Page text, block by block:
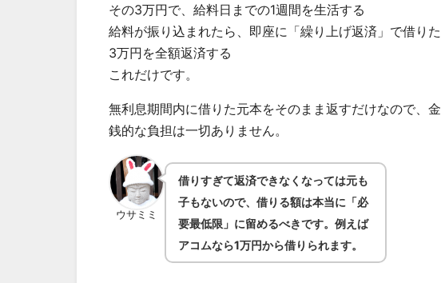
その3万円で、給料日までの1週間を生活する
給料が振り込まれたら、即座に「繰り上げ返済」で借りた
3万円を全額返済する
これだけです。
無利息期間内に借りた元本をそのまま返すだけなので、金
銭的な負担は一切ありません。
ウサミミ
借りすぎて返済できなくなっては元も
子もないので、借りる額は本当に「必
要最低限」に留めるべきです。例えば
アコムなら1万円から借りられます。